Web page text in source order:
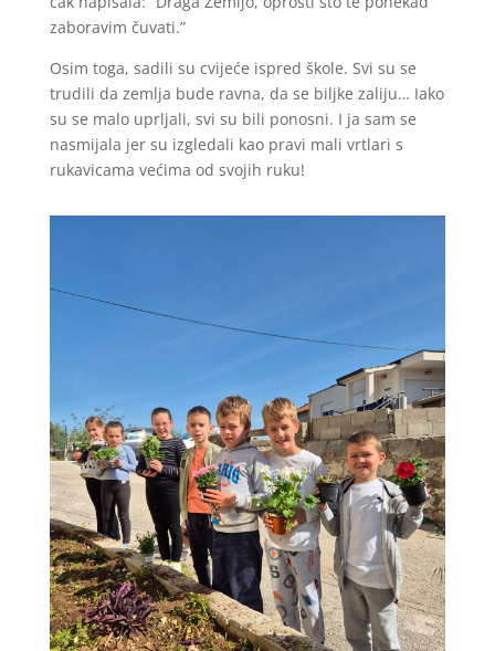
zaboravim čuvati.”
Osim toga, sadili su cvijeće ispred škole. Svi su se
trudili da zemlja bude ravna, da se biljke zaliju… Iako
su se malo uprljali, svi su bili ponosni. I ja sam se
nasmijala jer su izgledali kao pravi mali vrtlari s
rukavicama većima od svojih ruku!